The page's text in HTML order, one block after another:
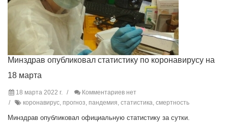
Минздрав опубликовал статистику по коронавирусу на
18 марта
18 марта 2022 г.
Комментариев нет
коронавирус, прогноз, пандемия, статистика, смертность
Минздрав опубликовал официальную статистику за сутки.